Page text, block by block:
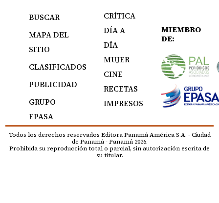
BUSCAR
MAPA DEL
SITIO
CLASIFICADOS
PUBLICIDAD
GRUPO
EPASA
CRÍTICA
DÍA A
DÍA
MUJER
CINE
RECETAS
IMPRESOS
MIEMBRO
DE:
Todos los derechos reservados Editora Panamá América S.A. - Ciudad
de Panamá - Panamá 2026.
Prohibida su reproducción total o parcial, sin autorización escrita de
su titular.